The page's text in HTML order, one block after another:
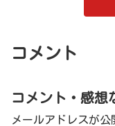
コメント
コメント・感想
メールアドレスが公